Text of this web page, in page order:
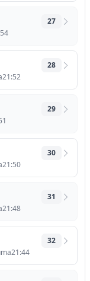
27
28
29
30
31
32